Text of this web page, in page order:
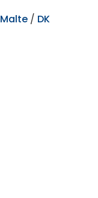
Malte / DK